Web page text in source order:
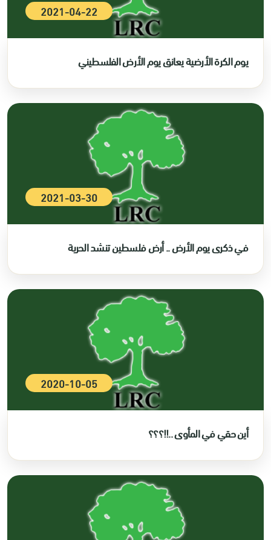
2021-04-22
يوم الكرة الأرضية يعانق يوم الأرض الفلسطيني
2021-03-30
في ذكرى يوم الأرض .. أرض فلسطين تنشد الحرية
2020-10-05
أين حقي في المأوى ..!!؟؟؟